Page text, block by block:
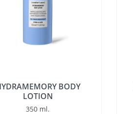
BODY
LOTION
350 ml.